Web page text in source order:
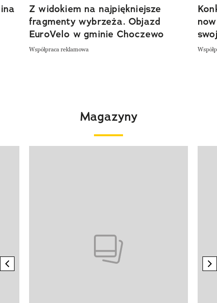
Z widokiem na najpiękniejsze
fragmenty wybrzeża. Objazd
EuroVelo w gminie Choczewo
Współpraca reklamowa
Magazyny
previous element